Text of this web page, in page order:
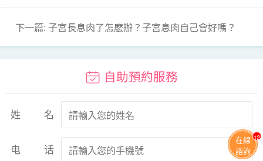
下一篇: 子宮長息肉了怎麽辦？子宮息肉自己會好嗎？
自助預約服務
姓名
电话
在線
諮詢
13